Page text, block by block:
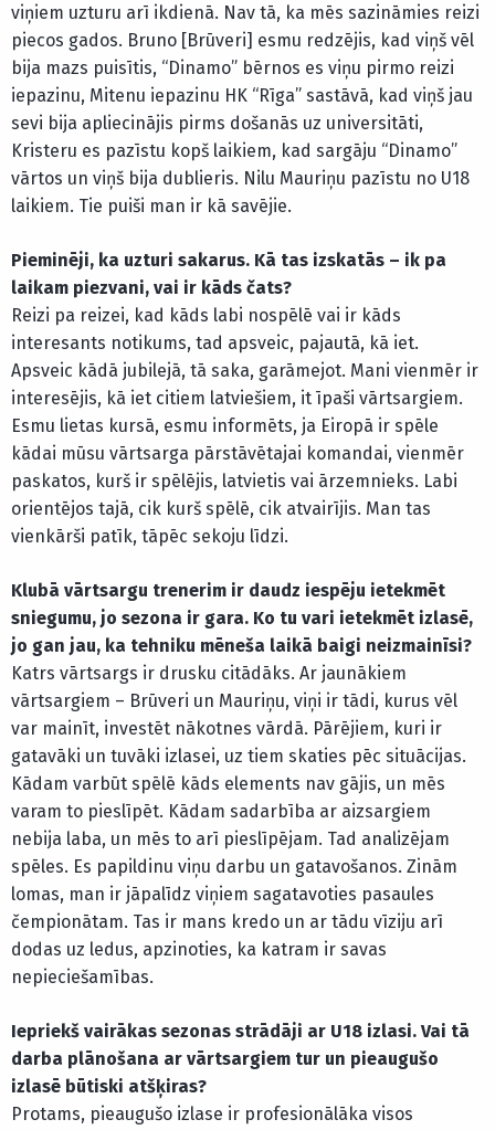
viņiem uzturu arī ikdienā. Nav tā, ka mēs sazināmies reizi
piecos gados. Bruno [Brūveri] esmu redzējis, kad viņš vēl
bija mazs puisītis, “Dinamo” bērnos es viņu pirmo reizi
iepazinu, Mitenu iepazinu HK “Rīga” sastāvā, kad viņš jau
sevi bija apliecinājis pirms došanās uz universitāti,
Kristeru es pazīstu kopš laikiem, kad sargāju “Dinamo”
vārtos un viņš bija dublieris. Nilu Mauriņu pazīstu no U18
laikiem. Tie puiši man ir kā savējie.
Pieminēji, ka uzturi sakarus. Kā tas izskatās – ik pa
laikam piezvani, vai ir kāds čats?
Reizi pa reizei, kad kāds labi nospēlē vai ir kāds
interesants notikums, tad apsveic, pajautā, kā iet.
Apsveic kādā jubilejā, tā saka, garāmejot. Mani vienmēr ir
interesējis, kā iet citiem latviešiem, it īpaši vārtsargiem.
Esmu lietas kursā, esmu informēts, ja Eiropā ir spēle
kādai mūsu vārtsarga pārstāvētajai komandai, vienmēr
paskatos, kurš ir spēlējis, latvietis vai ārzemnieks. Labi
orientējos tajā, cik kurš spēlē, cik atvairījis. Man tas
vienkārši patīk, tāpēc sekoju līdzi.
Klubā vārtsargu trenerim ir daudz iespēju ietekmēt
sniegumu, jo sezona ir gara. Ko tu vari ietekmēt izlasē,
jo gan jau, ka tehniku mēneša laikā baigi neizmainīsi?
Katrs vārtsargs ir drusku citādāks. Ar jaunākiem
vārtsargiem – Brūveri un Mauriņu, viņi ir tādi, kurus vēl
var mainīt, investēt nākotnes vārdā. Pārējiem, kuri ir
gatavāki un tuvāki izlasei, uz tiem skaties pēc situācijas.
Kādam varbūt spēlē kāds elements nav gājis, un mēs
varam to pieslīpēt. Kādam sadarbība ar aizsargiem
nebija laba, un mēs to arī pieslīpējam. Tad analizējam
spēles. Es papildinu viņu darbu un gatavošanos. Zinām
lomas, man ir jāpalīdz viņiem sagatavoties pasaules
čempionātam. Tas ir mans kredo un ar tādu vīziju arī
dodas uz ledus, apzinoties, ka katram ir savas
nepieciešamības.
Iepriekš vairākas sezonas strādāji ar U18 izlasi. Vai tā
darba plānošana ar vārtsargiem tur un pieaugušo
izlasē būtiski atšķiras?
Protams, pieaugušo izlase ir profesionālāka visos